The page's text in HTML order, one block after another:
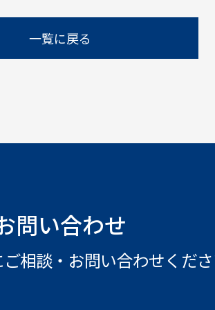
一覧に戻る
問い合わせ
相談・ お問い合わせくだ